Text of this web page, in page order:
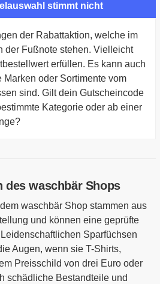
stimmt nicht
der Rabattaktion, welche im
der Fußnote stehen. Vielleicht
erfüllen. Es kann auch
oder Sortimente vom
sind. Gilt dein Gutscheincode
Kategorie oder ab einer
des waschbär Shops
waschbär Shop stammen aus
und können eine geprüfte
Sparfüchsen
Augen, wenn sie T-Shirts,
Preisschild von drei Euro oder
schädliche Bestandteile und